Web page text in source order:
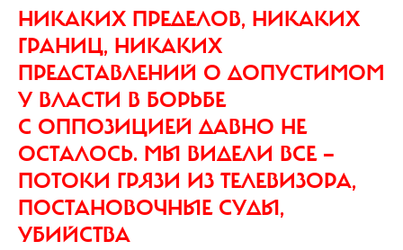
НИКАКИХ ПРЕДЕЛОВ, НИКАКИХ
ГРАНИЦ, НИКАКИХ
ПРЕДСТАВЛЕНИЙ О ДОПУСТИМОМ
У ВЛАСТИ В БОРЬБЕ
С ОППОЗИЦИЕЙ ДАВНО НЕ
ОСТАЛОСЬ. МЫ ВИДЕЛИ ВСЕ —
ПОТОКИ ГРЯЗИ ИЗ ТЕЛЕВИЗОРА,
ПОСТАНОВОЧНЫЕ СУДЫ,
УБИЙСТВА